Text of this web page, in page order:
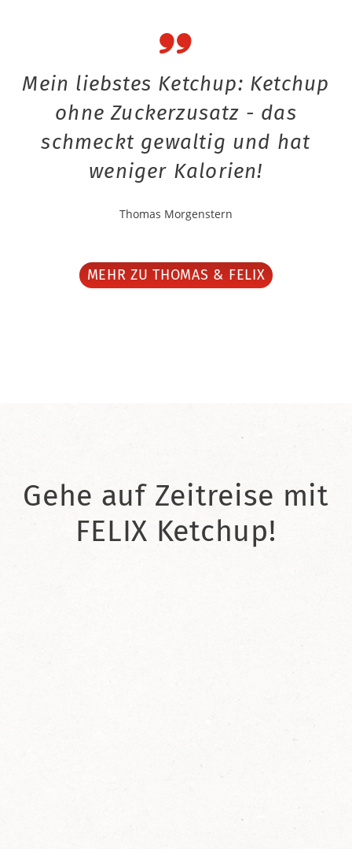
Mein liebstes Ketchup: Ketchup
ohne Zuckerzusatz - das
schmeckt gewaltig und hat
weniger Kalorien!
Thomas Morgenstern
MEHR ZU THOMAS & FELIX
Gehe auf Zeitreise mit
FELIX Ketchup!